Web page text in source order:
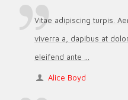
Vitae adipiscing turpis.
viverra a, dapibus at
eleifend ante ...
Alice Boyd